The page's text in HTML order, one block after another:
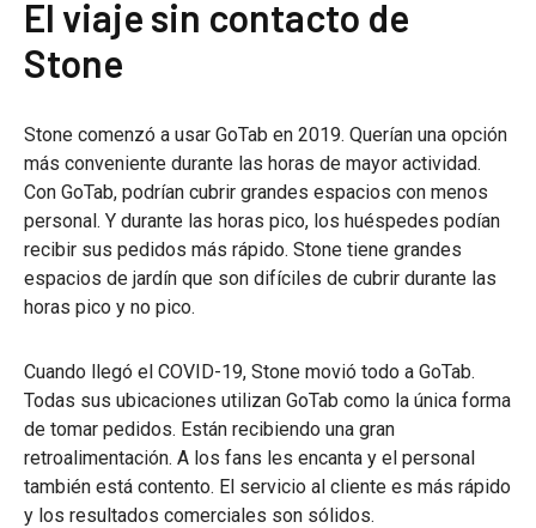
El viaje sin contacto de
Stone
Stone comenzó a usar GoTab en 2019. Querían una opción
más conveniente durante las horas de mayor actividad.
Con GoTab, podrían cubrir grandes espacios con menos
personal. Y durante las horas pico, los huéspedes podían
recibir sus pedidos más rápido. Stone tiene grandes
espacios de jardín que son difíciles de cubrir durante las
horas pico y no pico.
Cuando llegó el COVID-19, Stone movió todo a GoTab.
Todas sus ubicaciones utilizan GoTab como la única forma
de tomar pedidos. Están recibiendo una gran
retroalimentación. A los fans les encanta y el personal
también está contento. El servicio al cliente es más rápido
y los resultados comerciales son sólidos.